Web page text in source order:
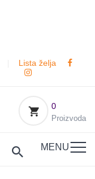
Lista želja
0
Proizvoda
MENU